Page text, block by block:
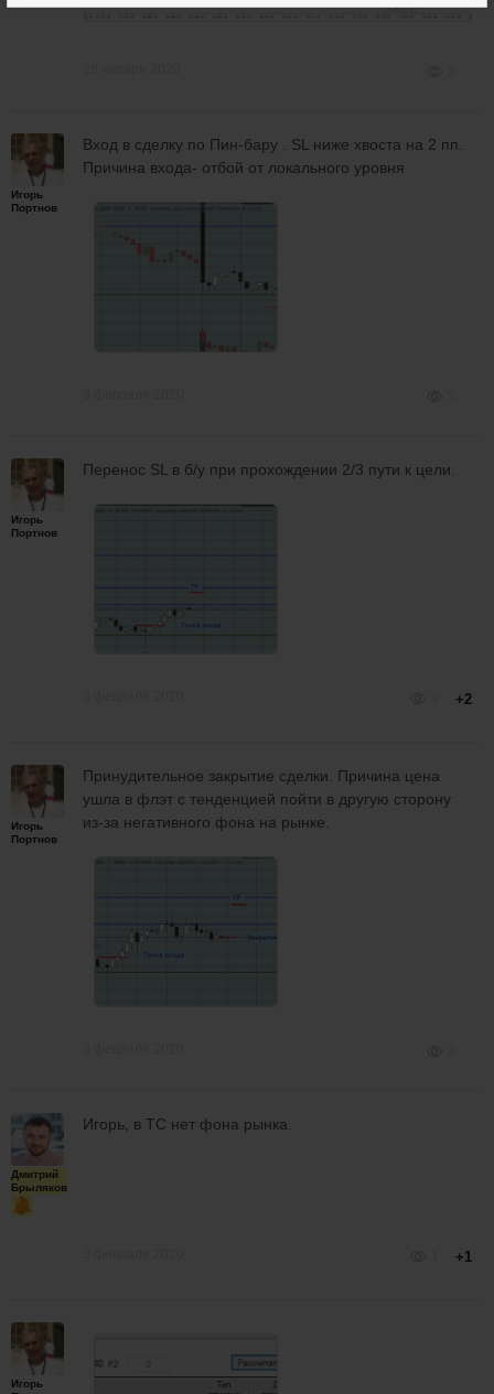
Игорь
Портнов
Вход в сделку по Пин-бару . SL ниже хвоста на 2 пп.
Причина входа- отбой от локального уровня
Игорь
Портнов
Перенос SL в б/у при прохождении 2/3 пути к цели.
+2
Игорь
Портнов
Принудительное закрытие сделки. Причина цена
ушла в флэт с тенденцией пойти в другую сторону
из-за негативного фона на рынке.
Дмитрий
Брыляков
Игорь, в ТС нет фона рынка.
+1
Игорь